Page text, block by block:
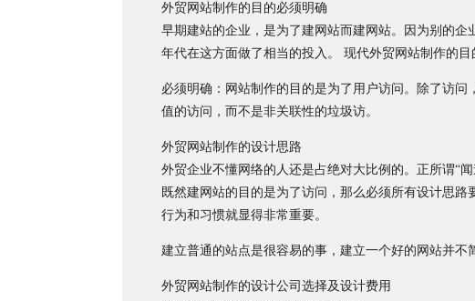
外贸网站制作的目的必须明确
早期建站的企业，是为了建网站而建网站。因为别的
年代在这方面做了相当的投入。 现代外贸网站制作的
必须明确：网站制作的目的是为了用户访问。除了访
值的访问，而不是非关联性的垃圾访。
外贸网站制作的设计思路
外贸企业不懂网络的人还是占绝对大比例的。正所谓“
既然建网站的目的是为了访问，那么必须所有设计思
行为和习惯就显得非常重要。
建立普通的站点是很容易的事，建立一个好的网站并不
外贸网站制作的设计公司选择及设计费用